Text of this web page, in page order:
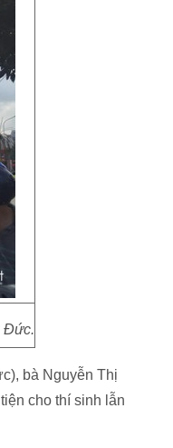
Đức.
bà Nguyễn Thị
cho thí sinh lẫn